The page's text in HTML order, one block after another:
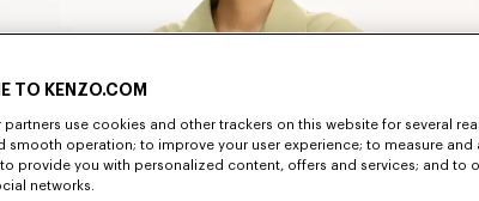
TO KENZO.COM
partners use cookies and other trackers on this website for several
smooth operation; to improve your user experience; to measure and
provide you with personalized content, offers and services; and to
networks.